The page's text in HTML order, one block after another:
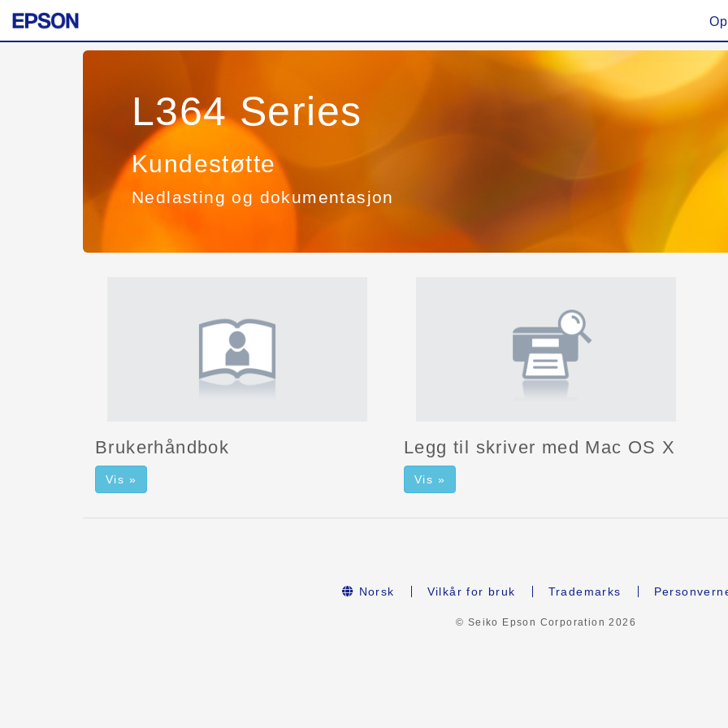
L364 Series
Kundestøtte
Nedlasting og dokumentasjon
Brukerhåndbok
Vis »
Legg til skriver med Mac OS X
Vis »
Norsk Vilkår for bruk Trademarks
© Seiko Epson Corporation 2026